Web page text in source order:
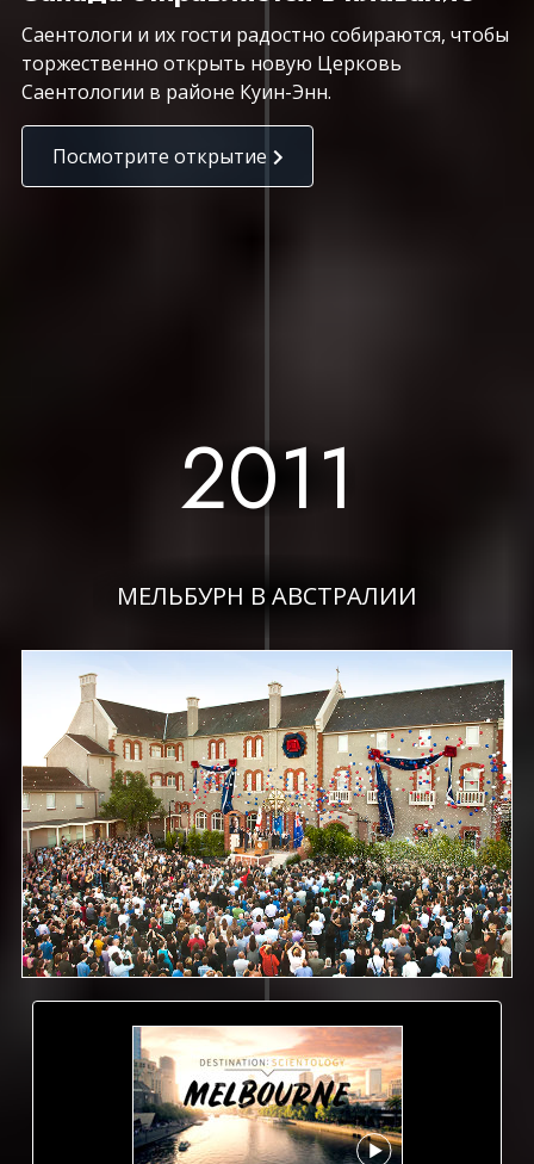
Саентологи и их гости радостно собираются, чтобы
торжественно открыть новую Церковь
Саентологии в районе Куин-Энн.
Посмотрите открытие
2011
МЕЛЬБУРН В АВСТРАЛИИ